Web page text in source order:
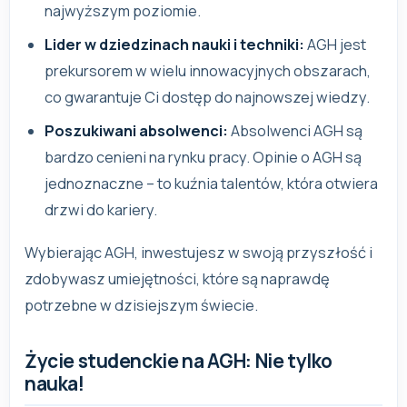
najwyższym poziomie.
Lider w dziedzinach nauki i techniki: AGH jest
prekursorem w wielu innowacyjnych obszarach,
co gwarantuje Ci dostęp do najnowszej wiedzy.
Poszukiwani absolwenci: Absolwenci AGH są
bardzo cenieni na rynku pracy. Opinie o AGH są
jednoznaczne – to kuźnia talentów, która otwiera
drzwi do kariery.
Wybierając AGH, inwestujesz w swoją przyszłość i
zdobywasz umiejętności, które są naprawdę
potrzebne w dzisiejszym świecie.
Życie studenckie na AGH: Nie tylko
nauka!